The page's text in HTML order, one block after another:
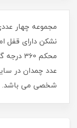
محکم
شخصی می باشد.